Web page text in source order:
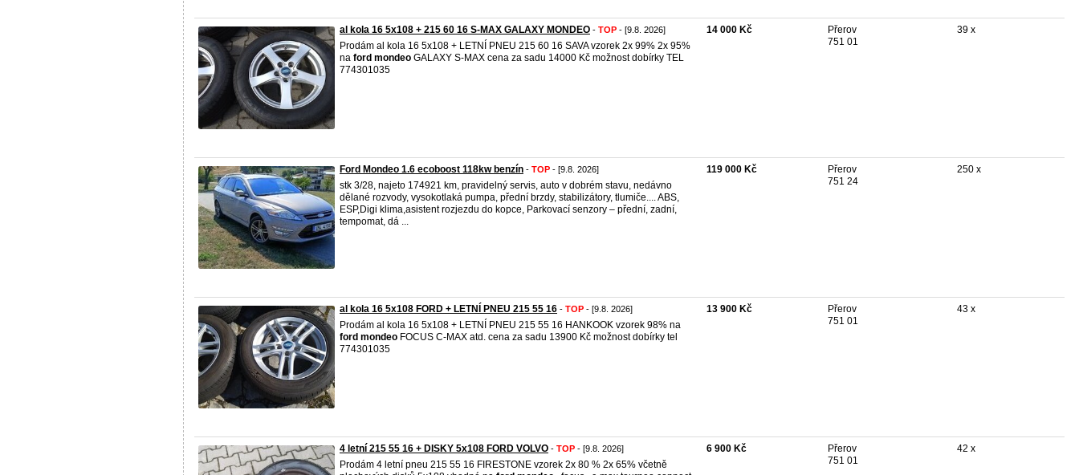
al kola 16 5x108 + 215 60 16 S-MAX GALAXY MONDEO - TOP - [9.8. 2026]
Prodám al kola 16 5x108 + LETNÍ PNEU 215 60 16 SAVA vzorek 2x 99% 2x 95%
na ford mondeo GALAXY S-MAX cena za sadu 14000 Kč možnost dobírky TEL
774301035
14 000 Kč
Přerov
751 01
39 x
Ford Mondeo 1.6 ecoboost 118kw benzín - TOP - [9.8. 2026]
stk 3/28, najeto 174921 km, pravidelný servis, auto v dobrém stavu, nedávno
dělané rozvody, vysokotlaká pumpa, přední brzdy, stabilizátory, tlumiče.... ABS,
ESP,Digi klima,asistent rozjezdu do kopce, Parkovací senzory – přední, zadní,
tempomat, dá ...
119 000 Kč
Přerov
751 24
250 x
al kola 16 5x108 FORD + LETNÍ PNEU 215 55 16 - TOP - [9.8. 2026]
Prodám al kola 16 5x108 + LETNÍ PNEU 215 55 16 HANKOOK vzorek 98% na
ford mondeo FOCUS C-MAX atd. cena za sadu 13900 Kč možnost dobírky tel
774301035
13 900 Kč
Přerov
751 01
43 x
4 letní 215 55 16 + DISKY 5x108 FORD VOLVO - TOP - [9.8. 2026]
Prodám 4 letní pneu 215 55 16 FIRESTONE vzorek 2x 80 % 2x 65% včetně
6 900 Kč
Přerov
751 01
42 x